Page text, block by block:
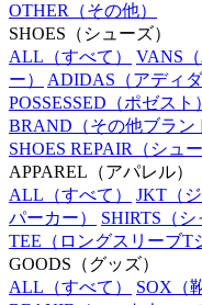
OTHER （その他）
SHOES （シューズ）
ALL （すべて） VANS
ー）
ADIDAS （アディ
POSSESSED （ポゼスト）
BRAND （その他ブラン
SHOES REPAIR （シュ
APPAREL （アパレル）
ALL （すべて） JKT （
パーカー）
SHIRTS （シ
TEE （ロングスリーブT
GOODS （グッズ）
ALL （すべて） SOX （